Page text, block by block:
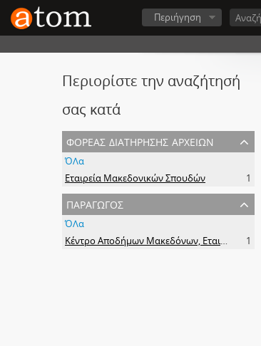
Περιήγηση
Περιορίστε την αναζήτησή
σας κατά
φορέας διατήρησης αρχείων
ΌΛα
Εταιρεία Μακεδονικών Σπουδών
1
παραγωγός
ΌΛα
Κέντρο Αποδήμων Μακεδόνων, Εταιρεία Μακεδονικών Σπουδών.
1